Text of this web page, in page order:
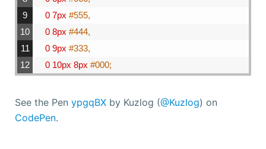
9
10
11
12
0 7px #555,
0 8px #444,
0 9px #333,
0 10px 8px #000;
See the Pen ypgqBX by Kuzlog (@Kuzlog) on
CodePen.